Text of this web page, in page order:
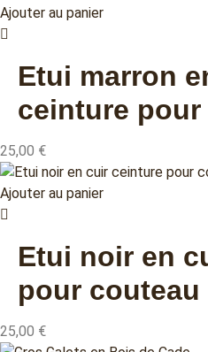
Ajouter au panier
Etui marron
ceinture pour
25,00 €
Ajouter au panier
Etui noir en
pour couteau
25,00 €